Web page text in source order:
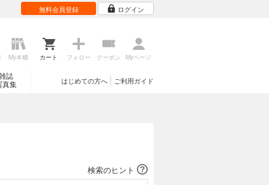
無料会員登録 ログイン
My本棚 カート フォロー クーポン Myページ
誌
真集
ご利用ガイド
はじめての方へ
検索のヒント